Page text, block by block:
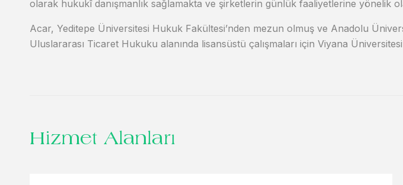
olarak hukukî danışmanlık sağlamakta ve şirketlerin günlük faaliyetlerine
Acar, Yeditepe Üniversitesi Hukuk Fakültesi’nden mezun olmuş ve Anadolu
Uluslararası Ticaret Hukuku alanında lisansüstü çalışmaları için Viyana
Hizmet Alanları